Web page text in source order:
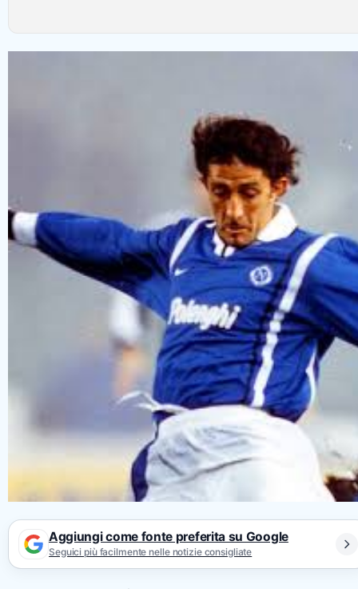
Aggiungi come fonte preferita su Google
Seguici più facilmente nelle notizie consigliate